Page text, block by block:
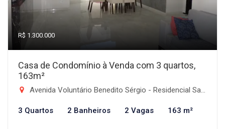
R$ 1.300.000
Casa de Condomínio à Venda com 3 quartos,
163m²
Avenida Voluntário Benedito Sérgio - Residencial Santa Izabel, Taubaté-SP
3 Quartos 2 Banheiros 2 Vagas 163 m²